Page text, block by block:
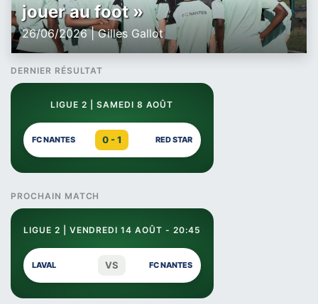
jouer au foot »
26/06/2026 | Gilles Gallot
DERNIER RÉSULTAT
LIGUE 2 | SAMEDI 8 AOÛT
FC NANTES 0 - 1 RED STAR
PROCHAIN MATCH
LIGUE 2 | VENDREDI 14 AOÛT - 20:45
LAVAL VS FC NANTES